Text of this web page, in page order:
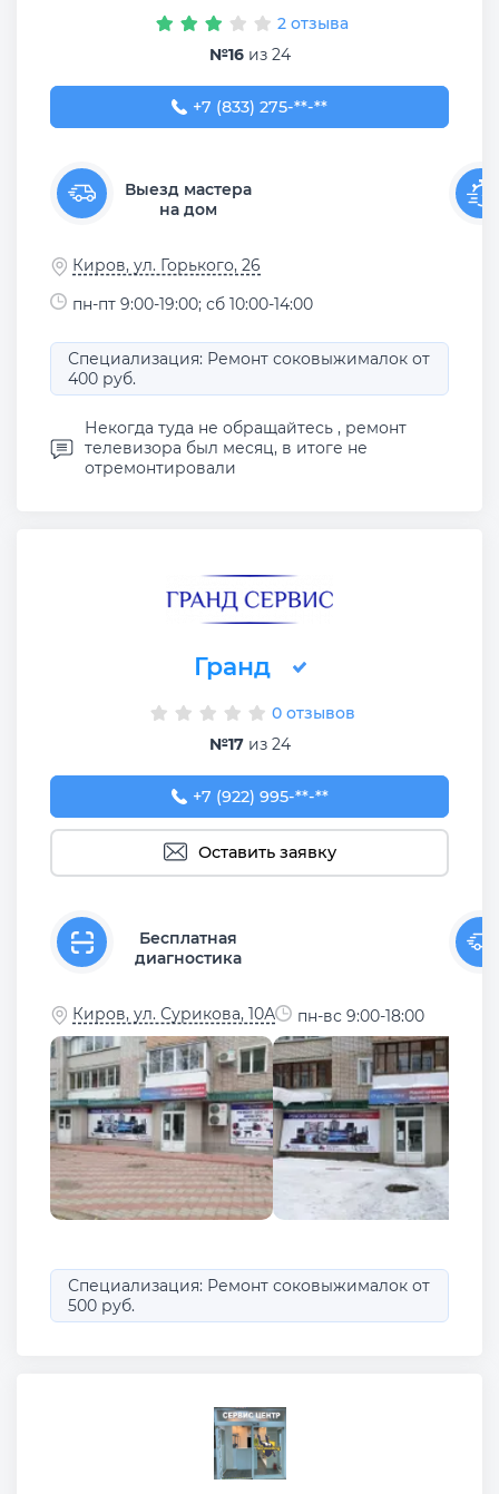
2 отзыва
№16из 24
+7 (833) 275-33-21
+7 (833) 275-**-**
Выезд мастера
на дом
Киров, ул. Горького, 26
пн-пт 9:00-19:00; сб 10:00-14:00
Специализация: Ремонт соковыжималок от
400 руб.
Некогда туда не обращайтесь , ремонт
телевизора был месяц, в итоге не
отремонтировали
Гранд
0 отзывов
№17из 24
+7 (922) 995-88-12
+7 (922) 995-**-**
Оставить заявку
Бесплатная
диагностика
Киров, ул. Сурикова, 10А пн-вс 9:00-18:00
Специализация: Ремонт соковыжималок от
500 руб.